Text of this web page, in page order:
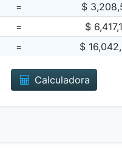
= $
= $
= $
Calculadora